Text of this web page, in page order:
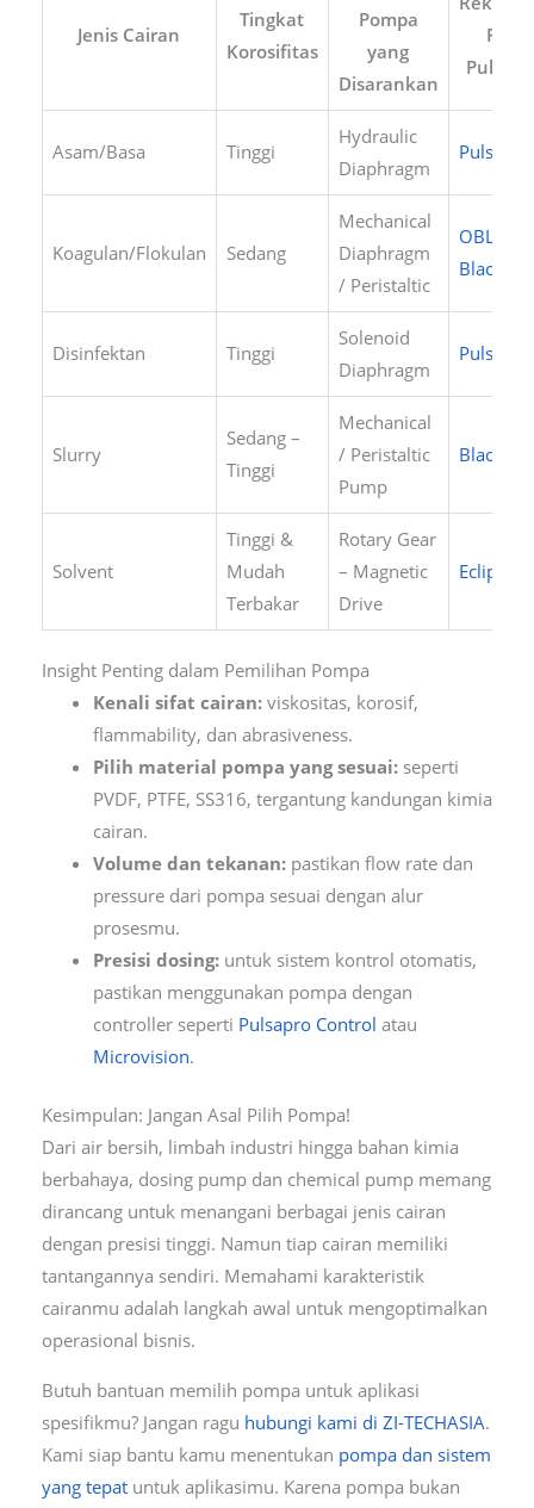
Jenis Cairan
Tingkat
Korosifitas
Pompa
yang
Disarankan
Asam/Basa Tinggi
Hydraulic
Diaphragm
PulsaPro
Koagulan/Flokulan Sedang
Mechanical
Diaphragm
/ Peristaltic
OBL
Disinfektan Tinggi
Solenoid
Diaphragm
Slurry
Sedang –
Tinggi
Mechanical
/ Peristaltic
Pump
Solvent
Tinggi &
Mudah
Terbakar
Rotary Gear
– Magnetic
Drive
Eclipse
Insight Penting dalam Pemilihan Pompa
Kenali sifat cairan: viskositas, korosif,
flammability, dan abrasiveness.
Pilih material pompa yang sesuai: seperti
PVDF, PTFE, SS316, tergantung kandungan kimia
cairan.
Volume dan tekanan: pastikan flow rate dan
pressure dari pompa sesuai dengan alur
prosesmu.
Presisi dosing: untuk sistem kontrol otomatis,
pastikan menggunakan pompa dengan
controller seperti Pulsapro Control atau
Microvision.
Kesimpulan: Jangan Asal Pilih Pompa!
Dari air bersih, limbah industri hingga bahan kimia
berbahaya, dosing pump dan chemical pump memang
dirancang untuk menangani berbagai jenis cairan
dengan presisi tinggi. Namun tiap cairan memiliki
tantangannya sendiri. Memahami karakteristik
cairanmu adalah langkah awal untuk mengoptimalkan
operasional bisnis.
Butuh bantuan memilih pompa untuk aplikasi
spesifikmu? Jangan ragu hubungi kami di ZI-TECHASIA.
Kami siap bantu kamu menentukan pompa dan sistem
yang tepatuntuk aplikasimu. Karena pompa bukan